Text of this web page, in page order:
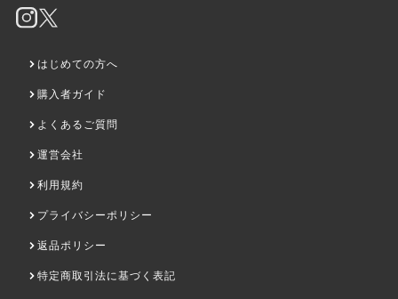
売約済み
はじめての方へ
購入者ガイド
よくあるご質問
運営会社
利用規約
プライバシーポリシー
返品ポリシー
特定商取引法に基づく表記